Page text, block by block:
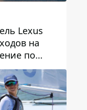
Lexus
на
по